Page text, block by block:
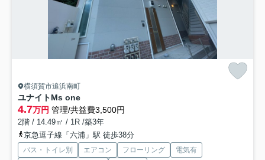
横須賀市追浜南町
ユナイトMs one
4.7万円 管理/共益費3,500円
2階 / 14.49㎡ / 1R /築3年
京急逗子線「六浦」駅 徒歩38分
バス・トイレ別 エアコン フローリング
電気有